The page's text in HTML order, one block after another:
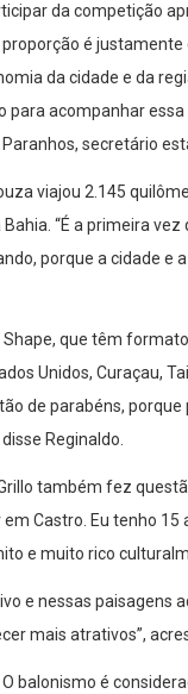
da competição
é
da cidade e da
para acompanhar
secretário
viajou 2.145
“É a primeira
porque a cidade e
Shape, que têm
Unidos, Curaçau,
de parabéns,
Reginaldo.
também fez
Castro. Eu tenho
e muito rico
e nessas paisagens
mais atrativos”,
balonismo é